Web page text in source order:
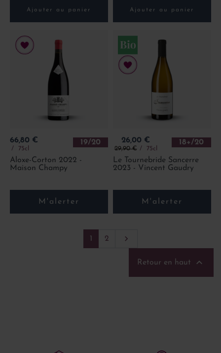
Ajouter au panier Ajouter au panier
Prix
66,80 €
75cl
19/20
Aloxe-Corton 2022 -
Maison Champy
M'alerter
Prix
26,00 €
Prix de base
29,90 € 75cl
18+/20
Le Tournebride Sancerre
2023 - Vincent Gaudry
M'alerter
1 2 Suivant

Retour en haut 